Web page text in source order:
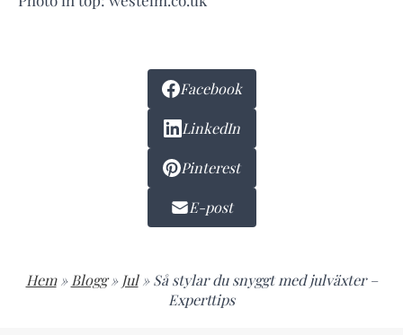
Facebook
LinkedIn
Pinterest
E-post
Hem » Blogg » Jul » Så stylar du snyggt med julväxter –
Experttips